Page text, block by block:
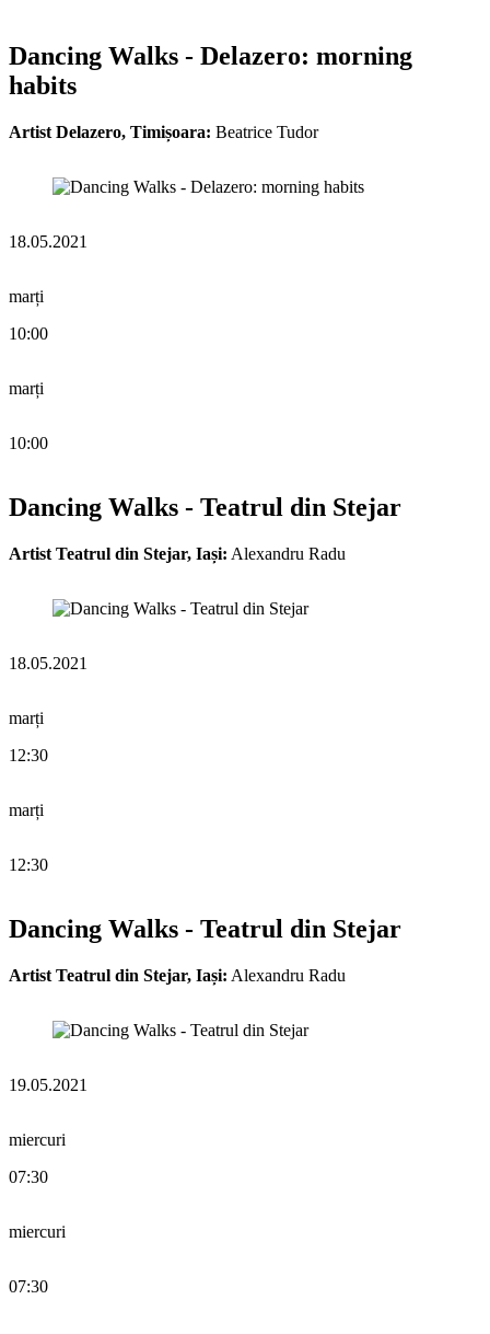
Dancing Walks - Delazero: morning
habits
Artist Delazero, Timișoara: Beatrice Tudor
18.05.2021
marți
10:00
marți
10:00
Dancing Walks - Teatrul din Stejar
Artist Teatrul din Stejar, Iași: Alexandru Radu
18.05.2021
marți
12:30
marți
12:30
Dancing Walks - Teatrul din Stejar
Artist Teatrul din Stejar, Iași: Alexandru Radu
19.05.2021
miercuri
07:30
miercuri
07:30